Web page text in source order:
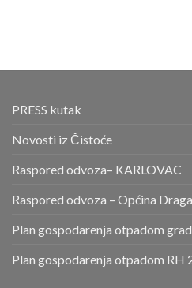
PRESS kutak
Novosti iz Čistoće
Raspored odvoza– KARLOVAC
Raspored odvoza – Općina
Plan gospodarenja otpadom
Plan gospodarenja otpadom RH